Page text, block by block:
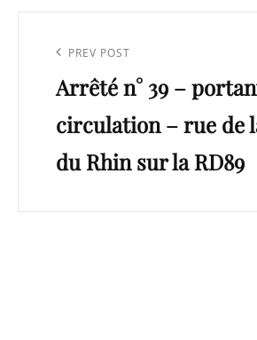
l’article
Previous
Post
PREV POST
Arrêté n° 39 –
circulation – rue de
du Rhin sur la RD89